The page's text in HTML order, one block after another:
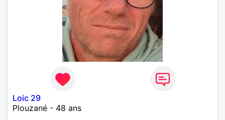
Loic 29
Plouzané - 48 ans